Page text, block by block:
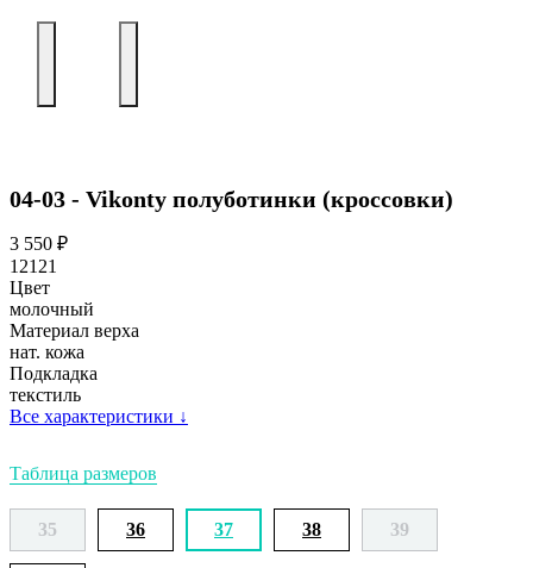
04-03 - Vikonty полуботинки (кроссовки)
3 550 ₽
12121
Цвет
молочный
Материал верха
нат. кожа
Подкладка
текстиль
Все характеристики ↓
Таблица размеров
35 36 37 38 39